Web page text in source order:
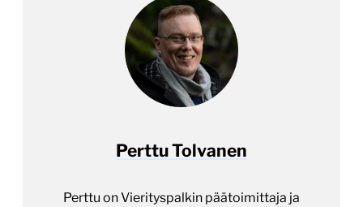
Perttu Tolvanen
Perttu on Vierityspalkin päätoimittaja ja